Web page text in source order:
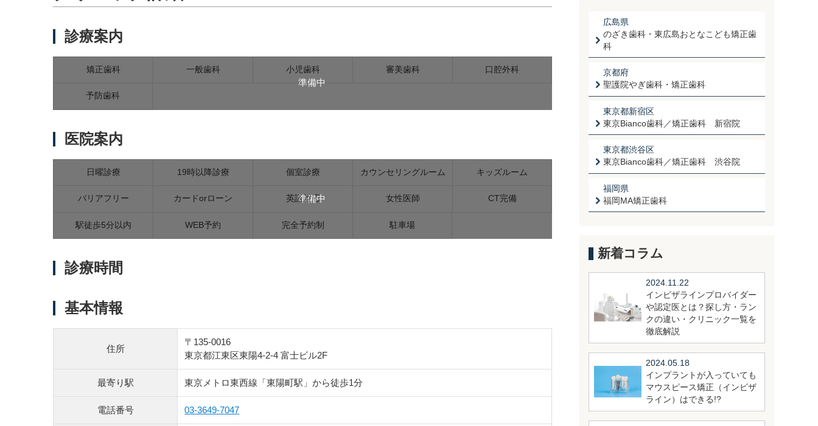
診療案内
準備中
矯正歯科 一般歯科 小児歯科 審美歯科 口腔外科
予防歯科
医院案内
準備中
日曜診療 19時以降診療 個室診療 カウンセリングルーム キッズルーム
バリアフリー カードorローン 英語対応 女性医師 CT完備
駅徒歩5分以内 WEB予約 完全予約制 駐車場
診療時間
基本情報
住所
〒135-0016
東京都江東区東陽4-2-4 富士ビル2F
最寄り駅 東京メトロ東西線「東陽町駅」から徒歩1分
電話番号 03-3649-7047
広島県
のざき歯科・東広島おとなこども矯正歯
科
京都府
聖護院やぎ歯科・矯正歯科
東京都新宿区
東京Bianco歯科／矯正歯科 新宿院
東京都渋谷区
東京Bianco歯科／矯正歯科 渋谷院
福岡県
福岡MA矯正歯科
新着コラム
2024.11.22
インビザラインプロバイダー
や認定医とは？探し方・ラン
クの違い・クリニック一覧を
徹底解説
2024.05.18
インプラントが入っていても
マウスピース矯正（インビザ
ライン）はできる!?